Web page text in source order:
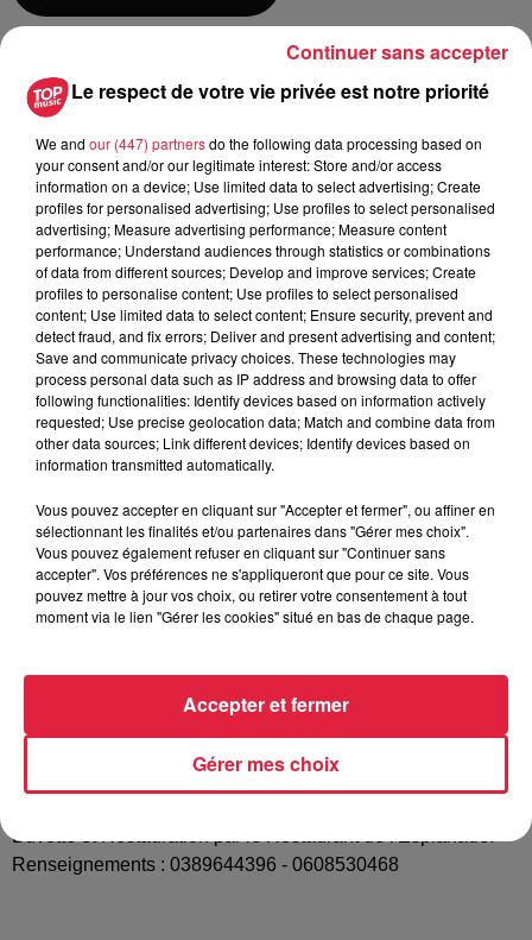
Date
Lieu
Parc des Expositions - MULHOUSE
(68)
Organisateur
Keller Gérard
0608530468
Tarif Gratuit
Salon agrémenté avec de la Bocante de Qualité, Arts de la
Champagne, Disques Vinyles, Ours et Poupées, Insignes et
Décorations Militaires, Jouets Anciens, Objets Brassicoles,
Buvette et Restauration par le Restaurant de l'Esplanade.
Renseignements : 0389644396 - 0608530468
Le respect de votre vie privée est notre priorité
We and our (447) partnersdo the following data processing based on
your consent and/or our legitimate interest: Store and/or access
information on a device; Use limited data to select advertising; Create
profiles for personalised advertising; Use profiles to select personalised
advertising; Measure advertising performance; Measure content
performance; Understand audiences through statistics or combinations
of data from different sources; Develop and improve services; Create
profiles to personalise content; Use profiles to select personalised
content; Use limited data to select content; Ensure security, prevent and
detect fraud, and fix errors; Deliver and present advertising and content;
Save and communicate privacy choices. These technologies may
process personal data such as IP address and browsing data to offer
following functionalities: Identify devices based on information actively
requested; Use precise geolocation data; Match and combine data from
other data sources; Link different devices; Identify devices based on
information transmitted automatically.
Vous pouvez accepter en cliquant sur "Accepter et fermer", ou affiner en
sélectionnant les finalités et/ou partenaires dans "Gérer mes choix".
Vous pouvez également refuser en cliquant sur "Continuer sans
accepter". Vos préférences ne s'appliqueront que pour ce site. Vous
pouvez mettre à jour vos choix, ou retirer votre consentement à tout
moment via le lien "Gérer les cookies" situé en bas de chaque page.
Gérer mes choix
Accepter et fermer
Continuer sans accepter